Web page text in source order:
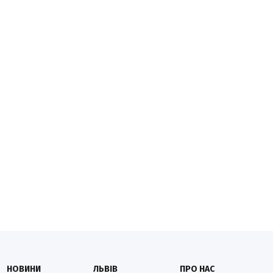
НОВИНИ ЛЬВІВ ПРО НАС